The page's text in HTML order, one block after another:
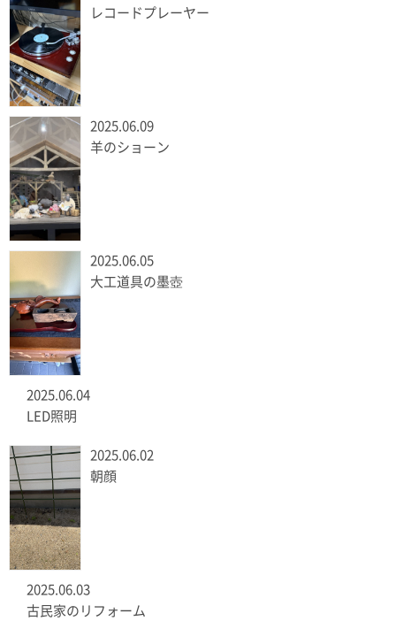
レコードプレーヤー
2025.06.09
羊のショーン
2025.06.05
大工道具の墨壺
2025.06.04
LED照明
2025.06.02
朝顔
2025.06.03
古民家のリフォーム